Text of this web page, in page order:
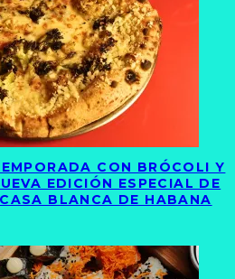
CON BRÓCOLI Y
EDICIÓN ESPECIAL DE
BLANCA DE HABANA